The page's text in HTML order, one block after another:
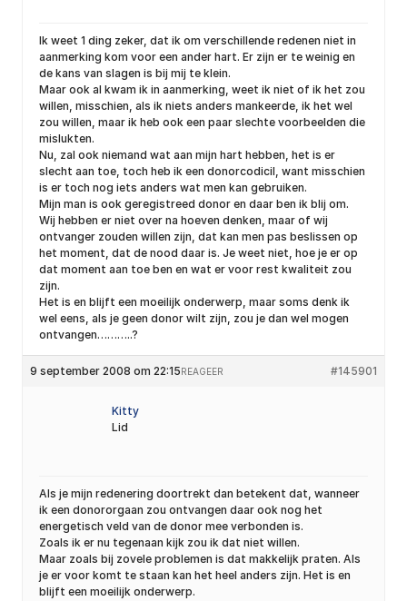
Ik weet 1 ding zeker, dat ik om verschillende redenen niet in
aanmerking kom voor een ander hart. Er zijn er te weinig en
de kans van slagen is bij mij te klein.
Maar ook al kwam ik in aanmerking, weet ik niet of ik het zou
willen, misschien, als ik niets anders mankeerde, ik het wel
zou willen, maar ik heb ook een paar slechte voorbeelden die
mislukten.
Nu, zal ook niemand wat aan mijn hart hebben, het is er
slecht aan toe, toch heb ik een donorcodicil, want misschien
is er toch nog iets anders wat men kan gebruiken.
Mijn man is ook geregistreed donor en daar ben ik blij om.
Wij hebben er niet over na hoeven denken, maar of wij
ontvanger zouden willen zijn, dat kan men pas beslissen op
het moment, dat de nood daar is. Je weet niet, hoe je er op
dat moment aan toe ben en wat er voor rest kwaliteit zou
zijn.
Het is en blijft een moeilijk onderwerp, maar soms denk ik
wel eens, als je geen donor wilt zijn, zou je dan wel mogen
ontvangen………..?
9 september 2008 om 22:15 #145901
REAGEER
Kitty
Lid
Als je mijn redenering doortrekt dan betekent dat, wanneer
ik een donororgaan zou ontvangen daar ook nog het
energetisch veld van de donor mee verbonden is.
Zoals ik er nu tegenaan kijk zou ik dat niet willen.
Maar zoals bij zovele problemen is dat makkelijk praten. Als
je er voor komt te staan kan het heel anders zijn. Het is en
blijft een moeilijk onderwerp.